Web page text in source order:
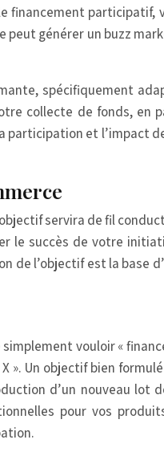
participatif,
peut générer un buzz
spécifiquement
collecte de fonds, en
et l’impact
servira de fil
le succès de votre
l’objectif est la base
vouloir «
». Un objectif bien
d’un nouveau lot
pour vos